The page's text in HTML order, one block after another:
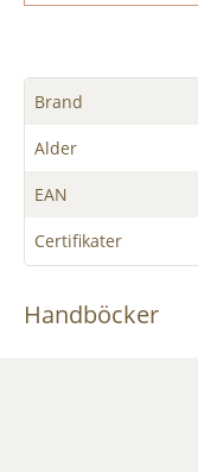
Brand
Alder
EAN
Certifikater
Handböcker